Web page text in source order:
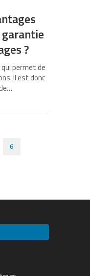
?
permet de
Il est donc
6